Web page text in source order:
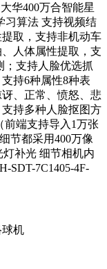
华400万合智能星
习算法 支持视频结
取，支持非机动车
人体属性提取，支
；支持人脸优选抓
持6种属性8种表
、正常、愤怒、悲
持多种人脸抠图方
前端支持导入1万张
节都采用400万像
灯补光 细节相机内
SDT-7C1405-4F-
机